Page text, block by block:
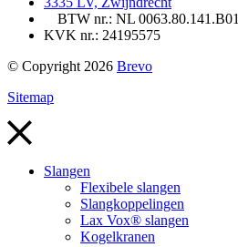
BTW nr.: NL 0063.80.141.B01
KVK nr.: 24195575
© Copyright 2026 Brevo
Sitemap
Slangen
Flexibele slangen
Slangkoppelingen
Lax Vox® slangen
Kogelkranen